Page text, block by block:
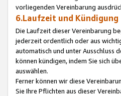
vorliegenden Vereinbarung
6.Laufzeit und Kündigung
Die Laufzeit dieser Vereinbarung
jederzeit ordentlich oder aus
automatisch und unter Ausschluss
können kündigen, indem Sie sich
auswählen.
Ferner können wir diese
Sie Ihre Pflichten aus dieser